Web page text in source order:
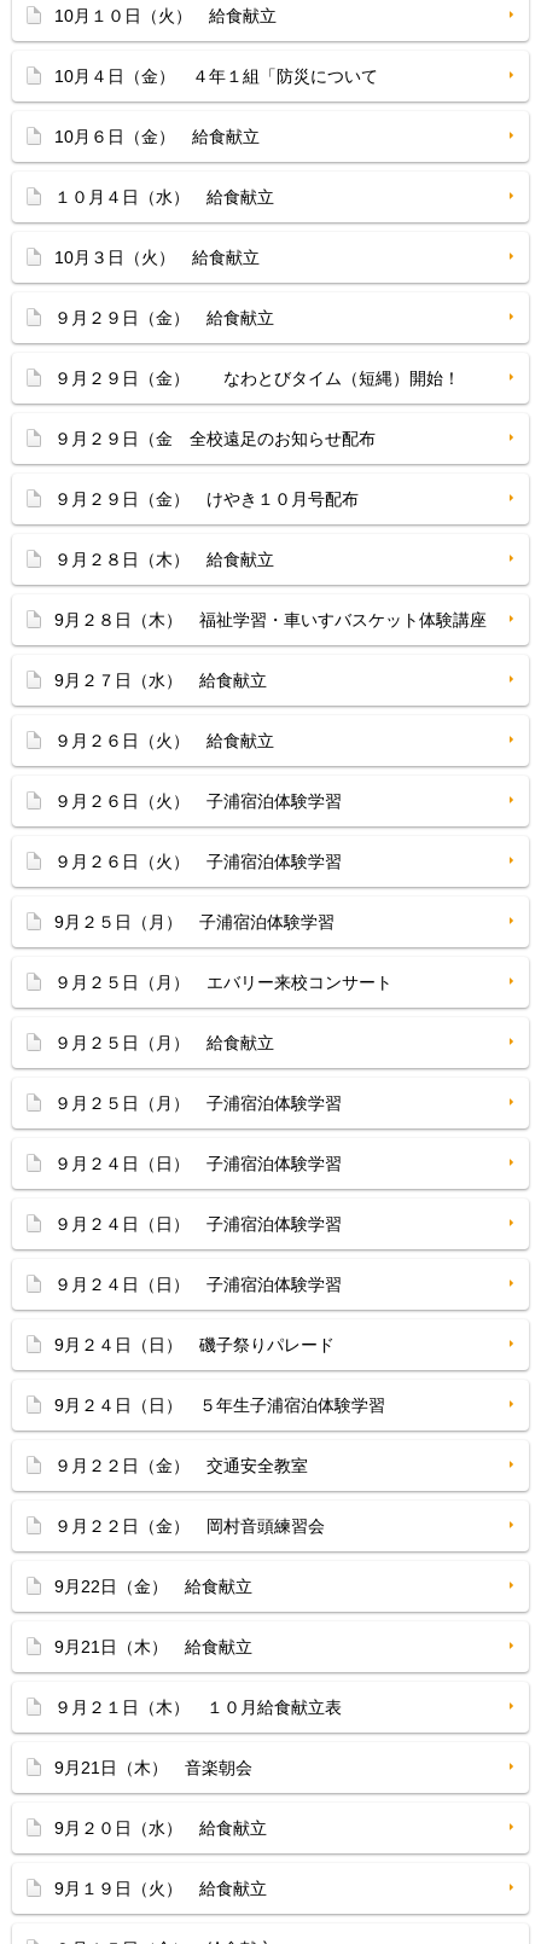
10月１０日（火） 給食献立
10月４日（金） ４年１組「防災について
10月６日（金） 給食献立
１０月４日（水） 給食献立
10月３日（火） 給食献立
９月２９日（金） 給食献立
９月２９日（金） なわとびタイム（短縄）開始！
９月２９日（金 全校遠足のお知らせ配布
９月２９日（金） けやき１０月号配布
９月２８日（木） 給食献立
9月２８日（木） 福祉学習・車いすバスケット体験講座
9月２７日（水） 給食献立
９月２６日（火） 給食献立
９月２６日（火） 子浦宿泊体験学習
９月２６日（火） 子浦宿泊体験学習
9月２５日（月） 子浦宿泊体験学習
９月２５日（月） エバリー来校コンサート
９月２５日（月） 給食献立
９月２５日（月） 子浦宿泊体験学習
９月２４日（日） 子浦宿泊体験学習
９月２４日（日） 子浦宿泊体験学習
９月２４日（日） 子浦宿泊体験学習
9月２４日（日） 磯子祭りパレード
9月２４日（日） ５年生子浦宿泊体験学習
９月２２日（金） 交通安全教室
９月２２日（金） 岡村音頭練習会
9月22日（金） 給食献立
9月21日（木） 給食献立
９月２１日（木） １０月給食献立表
9月21日（木） 音楽朝会
9月２０日（水） 給食献立
9月１９日（火） 給食献立